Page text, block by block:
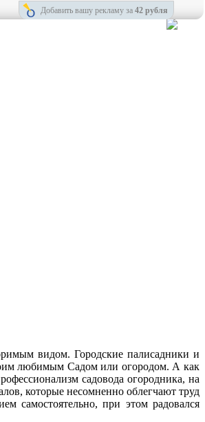
Добавить вашу рекламу за 42 рубля
видом. Городские палисадники и
любимым Cадом или огородом. А как
садовода огородника, на
которые несомненно облегчают труд
самостоятельно, при этом радовался